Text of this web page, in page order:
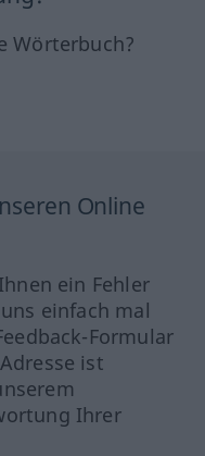
Wörterbuch?
Online
ein Fehler
einfach mal
Formular
ist
Ihrer